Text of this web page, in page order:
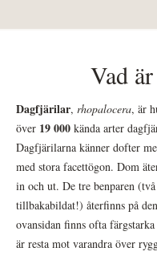
Vad
Dagfjärilar, rhopalocera, är
över 19 000 kända arter
Dagfjärilarna känner dofter
med stora facettögon. Dom
in och ut. De tre benparen
tillbakabildat!) återfinns på
ovansidan finns ofta
är resta mot varandra över